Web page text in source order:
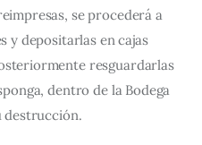
se procederá a
y depositarlas en cajas
resguardarlas
dentro de la Bodega
destrucción.